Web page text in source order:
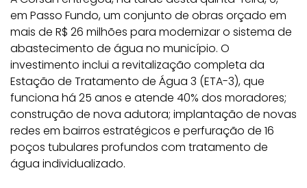
em Passo Fundo, um conjunto de obras orçado em
mais de R$ 26 milhões para modernizar o sistema de
abastecimento de água no município. O
investimento inclui a revitalização completa da
Estação de Tratamento de Água 3 (ETA-3), que
funciona há 25 anos e atende 40% dos moradores;
construção de nova adutora; implantação de novas
redes em bairros estratégicos e perfuração de 16
poços tubulares profundos com tratamento de
água individualizado.